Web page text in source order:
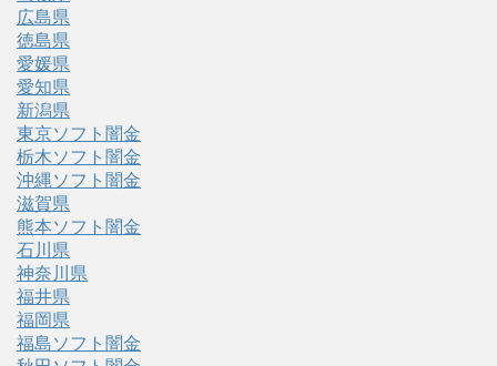
広島県
徳島県
愛媛県
愛知県
新潟県
東京ソフト闇金
栃木ソフト闇金
沖縄ソフト闇金
滋賀県
熊本ソフト闇金
石川県
神奈川県
福井県
福岡県
福島ソフト闇金